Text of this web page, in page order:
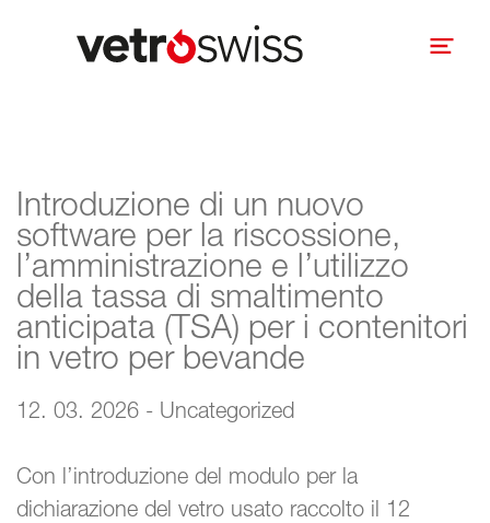
Introduzione di un nuovo
software per la riscossione,
l’amministrazione e l’utilizzo
della tassa di smaltimento
anticipata (TSA) per i contenitori
in vetro per bevande
12. 03. 2026 - Uncategorized
Con l’introduzione del modulo per la
dichiarazione del vetro usato raccolto il 12